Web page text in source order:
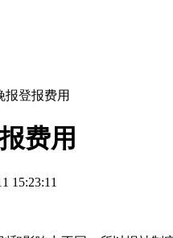
报登报费用
费用
15:23:11